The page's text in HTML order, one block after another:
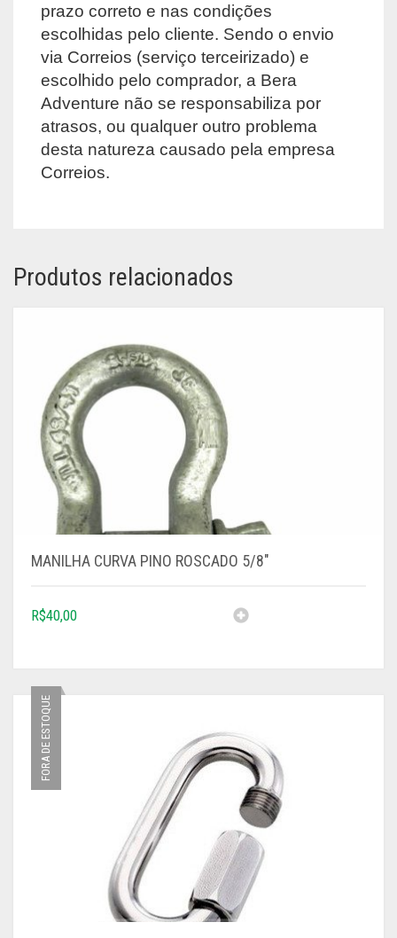
prazo correto e nas condições
escolhidas pelo cliente. Sendo o envio
via Correios (serviço terceirizado) e
escolhido pelo comprador, a Bera
Adventure não se responsabiliza por
atrasos, ou qualquer outro problema
desta natureza causado pela empresa
Correios.
Produtos relacionados
MANILHA CURVA PINO ROSCADO 5/8″
R$40,00
FORA DE ESTOQUE